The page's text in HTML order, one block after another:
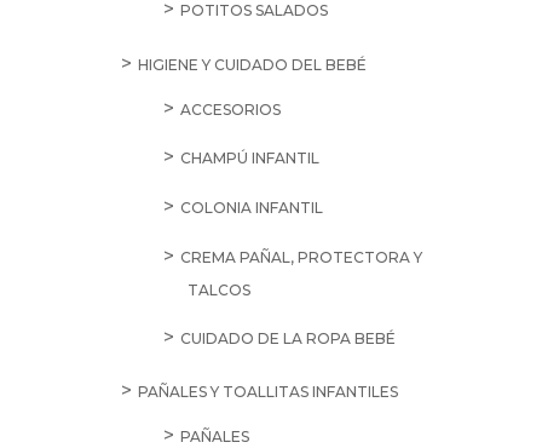
POTITOS SALADOS
HIGIENE Y CUIDADO DEL BEBÉ
ACCESORIOS
CHAMPÚ INFANTIL
COLONIA INFANTIL
CREMA PAÑAL, PROTECTORA Y
TALCOS
CUIDADO DE LA ROPA BEBÉ
PAÑALES Y TOALLITAS INFANTILES
PAÑALES